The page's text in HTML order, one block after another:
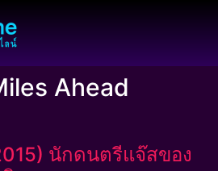
Ahead
นักดนตรีแจ๊สของ